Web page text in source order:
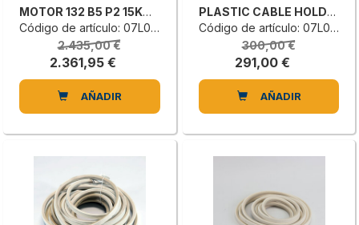
MOTOR 132 B5 P2 15KW 400/690V50
Código de artículo: 07L0109799B
2.435,00 €
2.361,95 €
AÑADIR
PLASTIC CABLE HOLDER CHAIN
Código de artículo: 07L0055303E
300,00 €
291,00 €
AÑADIR